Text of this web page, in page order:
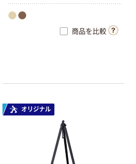
商品を比較
オリジナル